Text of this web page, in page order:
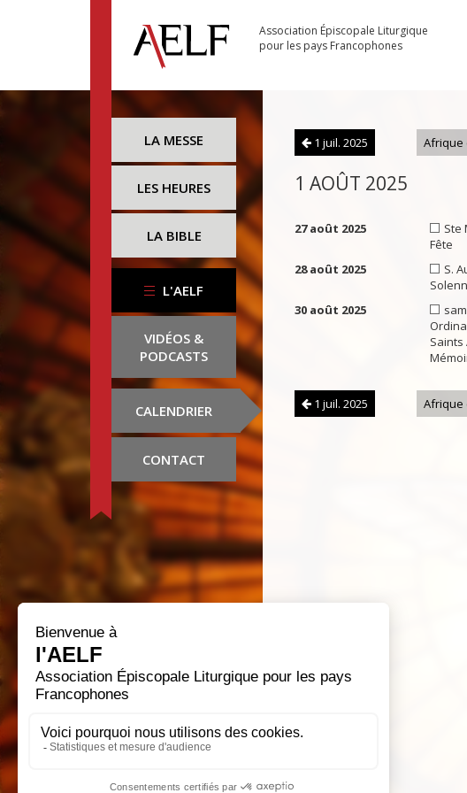
Association Épiscopale Liturgique
pour les pays Francophones
LA MESSE
LES HEURES
LA BIBLE
L'AELF
VIDÉOS &
PODCASTS
CALENDRIER
CONTACT
1 juil. 2025 Afrique
1 AOÛT 2025
27 août 2025
Ste
Fête
28 août 2025
S.
30 août 2025
1 juil. 2025 Afrique